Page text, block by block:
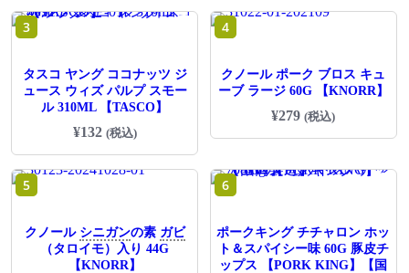
3
タスコ ヤング ココナッツ ジ
ュース ウィズ パルプ スモー
ル 310ML 【TASCO】
¥132 (税込)
4
クノール ポーク ブロス キュ
ーブ ラージ 60G 【KNORR】
¥279 (税込)
5
クノール シニガンの素 ガビ
（タロイモ）入り 44G
【KNORR】
6
ポークキング チチャロン ホッ
ト＆スパイシー味 60G 豚皮チ
ップス 【PORK KING】【国